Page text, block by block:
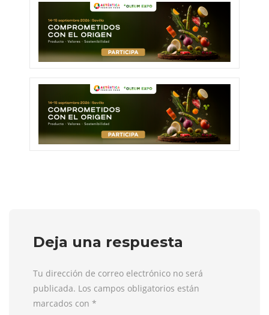
Deja una respuesta
Tu dirección de correo electrónico no será
publicada. Los campos obligatorios están
marcados con *